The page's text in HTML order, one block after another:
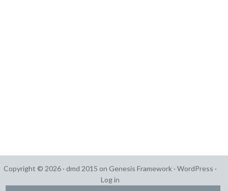
Copyright © 2026 · dmd 2015 on Genesis Framework · WordPress ·
Log in